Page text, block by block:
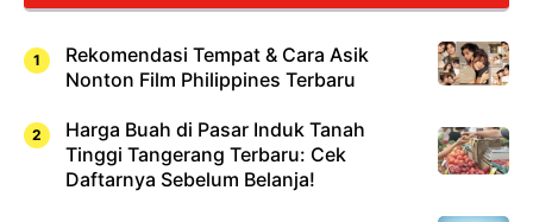
Rekomendasi Tempat & Cara Asik
Nonton Film Philippines Terbaru
Harga Buah di Pasar Induk Tanah
Tinggi Tangerang Terbaru: Cek
Daftarnya Sebelum Belanja!